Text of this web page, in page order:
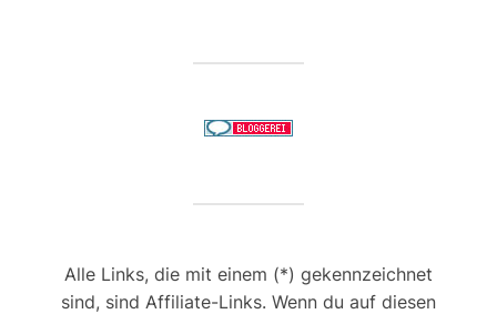
Alle Links, die mit einem (*) gekennzeichnet
sind, sind Affiliate-Links. Wenn du auf diesen